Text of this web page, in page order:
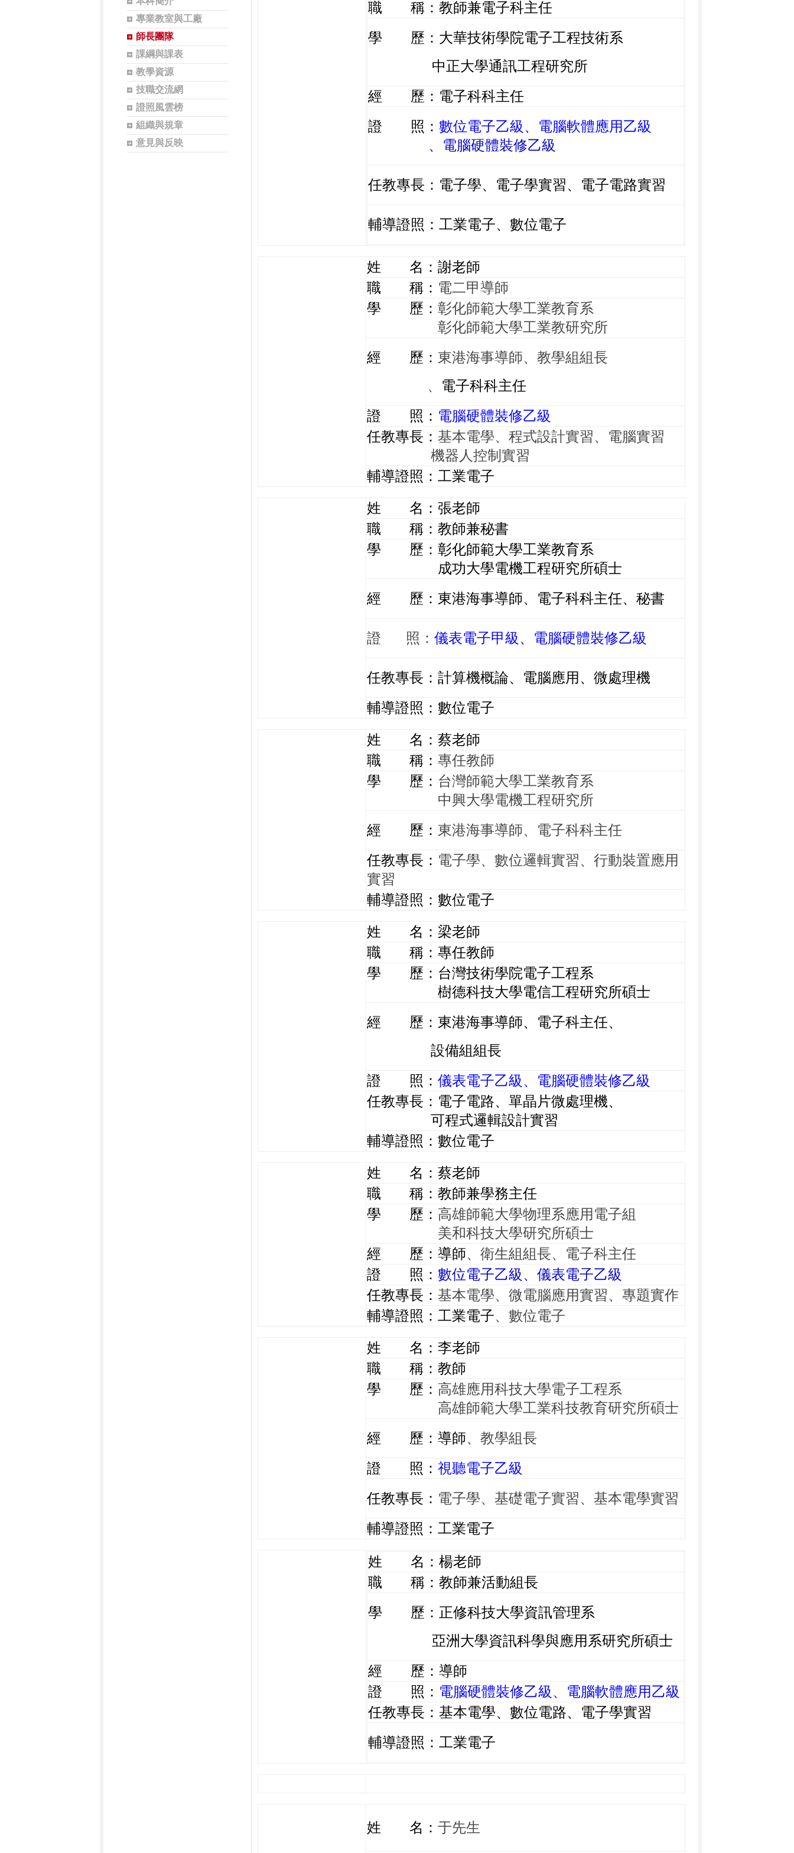
專業教室與工廠
師長團隊
課綱與課表
教學資源
技職交流網
證照風雲榜
組織與規章
意見與反映
職 稱：教師兼電子科主任
學 歷：大華技術學院電子工程技術系
中正大學通訊工程研究所
經 歷：電子科科主任
證 照： 數位電子乙級、電腦軟體應用乙級
、電腦硬體裝修乙級
任教專長：電子學、 電子學實習、電子電路實習
輔導證照：工業電子、數位電子
姓 名：謝老師
職 稱： 電二甲導師
學 歷： 彰化師範大學工業教育系
彰化師範大學工業教研究所
經 歷： 東港海事導師、教學組組長
、 電子科科主任
證 照： 電腦硬體裝修乙級
任教專長： 基本電學、程式設計實習、電腦實習
機器人控制實習
輔導證照：工業電子
姓 名：張老師
職 稱：教師兼秘書
學 歷：彰化師範大學工業教育系
成功大學電機工程研究所碩士
經 歷：東港海事導師、 電子科科主任、 秘書
證 照： 儀表電子甲級、電腦硬體裝修乙級
任教專長：計算機概論、電腦應用、 微處理機
輔導證照：數位電子
姓 名：蔡老師
職 稱： 專任教師
學 歷： 台灣師範大學工業教育系
中興大學電機工程研究所
經 歷： 東港海事導師、電子科科主任
任教專長： 電子學、數位邏輯實習、行動裝置應用
實習
輔導證照：數位電子
姓 名：梁老師
職 稱：專任教師
學 歷：台灣技術學院電子工程系
樹德科技大學電信工程研究所碩士
經 歷：東港海事導師、電子科主任、
設備組組長
證 照： 儀表電子乙級、電腦硬體裝修乙級
任教專長：電子電路、單晶片微處理機、
可程式邏輯設計實習
輔導證照：數位電子
姓 名：蔡老師
職 稱：教師兼學務主任
學 歷： 高雄師範大學物理系應用電子組
美和科技大學研究所碩士
經 歷：導師、衛生組組長、電子科主任
證 照： 數位電子乙級、儀表電子乙級
任教專長： 基本電學、微電腦應用實習、專題實作
輔導證照：工業電子、數位電子
姓 名：李老師
職 稱：教師
學 歷： 高雄應用科技大學電子工程系
高雄師範大學工業科技教育研究所碩士
經 歷：導師、教學組長
證 照： 視聽電子乙級
任教專長： 電子學、基礎電子實習、基本電學實習
輔導證照：工業電子
姓 名：楊老師
職 稱：教師兼活動組長
學 歷：正修科技大學資訊管理系
亞洲大學資訊科學與應用系研究所碩士
經 歷：導師
證 照： 電腦硬體裝修乙級、電腦軟體應用乙級
任教專長：基本電學、數位電路、電子學實習
輔導證照：工業電子
姓 名： 于先生